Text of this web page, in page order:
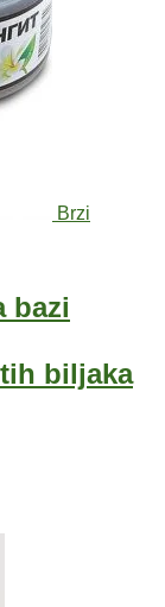
Brzi
bazi
biljaka